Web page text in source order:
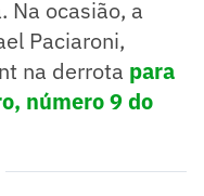
Na ocasião, a
Paciaroni,
na derrota para
número 9 do